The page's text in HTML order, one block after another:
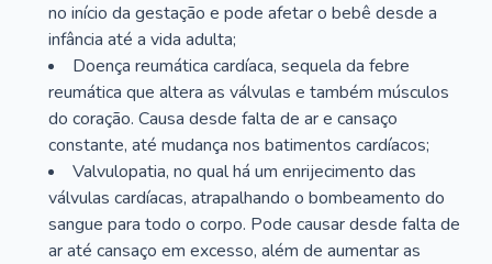
no início da gestação e pode afetar o bebê desde a
infância até a vida adulta;
Doença reumática cardíaca, sequela da febre
reumática que altera as válvulas e também músculos
do coração. Causa desde falta de ar e cansaço
constante, até mudança nos batimentos cardíacos;
Valvulopatia, no qual há um enrijecimento das
válvulas cardíacas, atrapalhando o bombeamento do
sangue para todo o corpo. Pode causar desde falta de
ar até cansaço em excesso, além de aumentar as